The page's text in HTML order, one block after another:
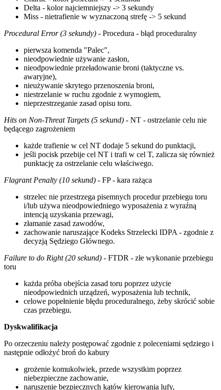
Delta - kolor najciemniejszy -> 3 sekundy
Miss - nietrafienie w wyznaczoną strefę -> 5 sekund
Procedural Error (3 sekundy) - Procedura - błąd proceduralny
pierwsza komenda "Palec",
nieodpowiednie używanie zasłon,
nieodpowiednie przeładowanie broni (taktyczne vs.
awaryjne),
nieużywanie skrytego przenoszenia broni,
niestrzelanie w ruchu zgodnie z wymogiem,
nieprzestrzeganie zasad opisu toru.
Hits on Non-Threat Targets (5 sekund) - NT - ostrzelanie celu nie
będącego zagrożeniem
każde trafienie w cel NT dodaje 5 sekund do punktacji,
jeśli pocisk przebije cel NT i trafi w cel T, zalicza się również
punktację za ostrzelanie celu właściwego.
Flagrant Penalty (10 sekund) - FP - kara rażąca
strzelec nie przestrzega pisemnych procedur przebiegu toru
i/lub używa nieodpowiedniego wyposażenia z wyraźną
intencją uzyskania przewagi,
złamanie zasad zawodów,
zachowanie naruszające Kodeks Strzelecki IDPA - zgodnie z
decyzją Sędziego Głównego.
Failure to do Right (20 sekund) - FTDR - złe wykonanie przebiegu
toru
każda próba obejścia zasad toru poprzez użycie
nieodpowiednich urządzeń, wyposażenia lub technik,
celowe popełnienie błędu proceduralnego, żeby skrócić sobie
czas przebiegu.
Dyskwalifikacja
Po orzeczeniu należy postępować zgodnie z poleceniami sędziego i
następnie odłożyć broń do kabury
grożenie komukolwiek, przede wszystkim poprzez
niebezpieczne zachowanie,
naruszenie bezpiecznych kątów kierowania lufy,